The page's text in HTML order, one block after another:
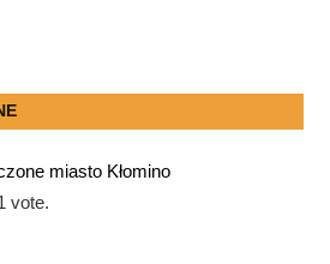
miasto Kłomino
vote.